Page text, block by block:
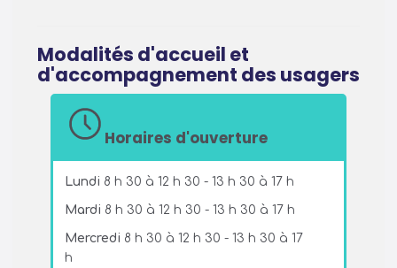
Modalités d'accueil et
d'accompagnement des usagers
Horaires d'ouverture
Lundi 8 h 30 à 12 h 30 - 13 h 30 à 17 h
Mardi 8 h 30 à 12 h 30 - 13 h 30 à 17 h
Mercredi 8 h 30 à 12 h 30 - 13 h 30 à 17
h